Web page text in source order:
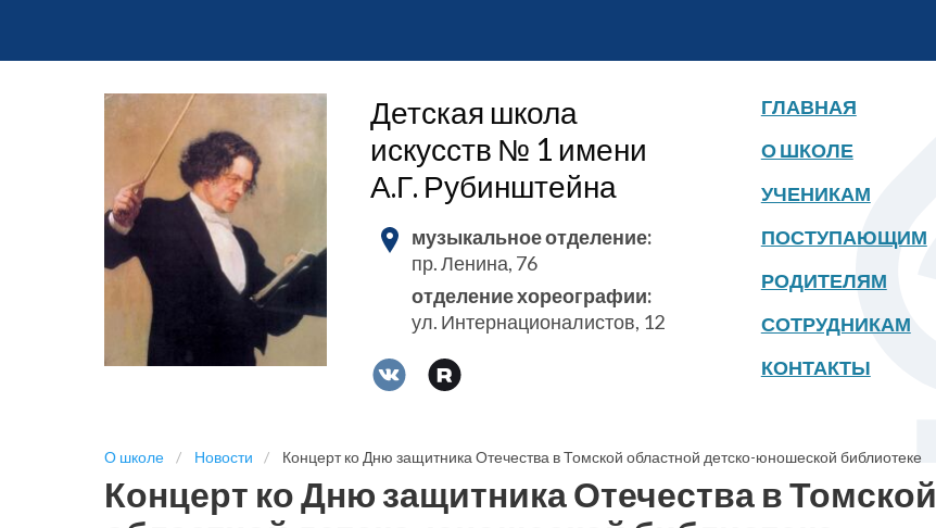
Детская школа
искусств № 1 имени
А.Г. Рубинштейна
музыкальное отделение:
пр. Ленина, 76
отделение хореографии:
ул. Интернационалистов, 12
ГЛАВНАЯ
О ШКОЛЕ
УЧЕНИКАМ
ПОСТУПАЮЩИМ
РОДИТЕЛЯМ
СОТРУДНИКАМ
КОНТАКТЫ
О школе Новости Концерт ко Дню защитника Отечества в Томской областной детско-юношеской библиотеке
Концерт ко Дню защитника Отечества в Томской